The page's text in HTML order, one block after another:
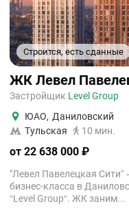
Строится, есть сданные
ЖК Левел
Застройщик Level Group
ЮАО, Даниловский
Тульская
10 мин.
от 22 638 000 ₽
"Левел Павелецкая
бизнес-класса в
“Level Group“. ЖК заним...